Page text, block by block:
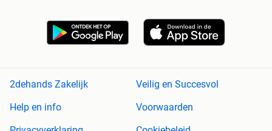
2dehands Zakelijk
Veilig en Succesvol
Help en info
Voorwaarden